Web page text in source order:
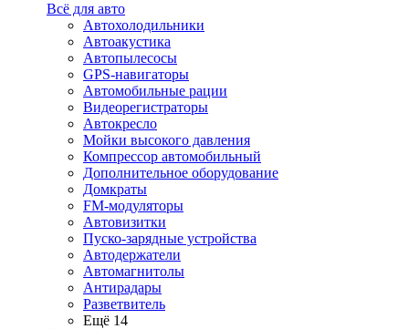
Всё для авто
Автохолодильники
Автоакустика
Автопылесосы
GPS-навигаторы
Автомобильные рации
Видеорегистраторы
Автокресло
Мойки высокого давления
Компрессор автомобильный
Дополнительное оборудование
Домкраты
FM-модуляторы
Автовизитки
Пуско-зарядные устройства
Автодержатели
Автомагнитолы
Антирадары
Разветвитель
Ещё 14